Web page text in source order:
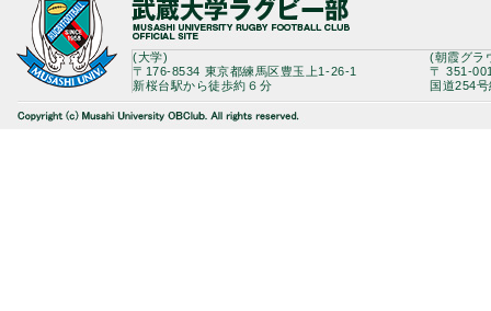
(大学)
〒176-8534 東京都練馬区豊玉上1-26-1
新桜台駅から徒歩約６分
(朝霞グラ
〒 351-
国道254